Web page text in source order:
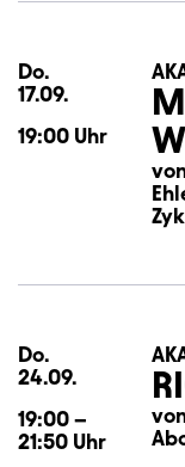
Do. Donnerstag
17.09.
19:00 Uhr
Do. Donnerstag
24.09.
19:00 –
21:50 Uhr